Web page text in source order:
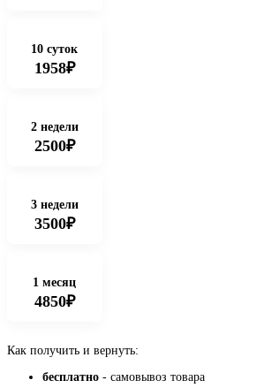
10 суток
1958₽
2 недели
2500₽
3 недели
3500₽
1 месяц
4850₽
Как получить и вернуть:
бесплатно - самовывоз товара